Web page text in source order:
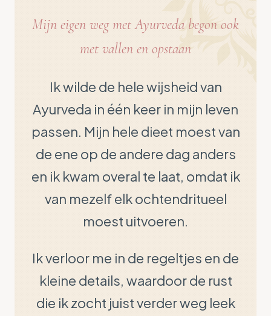
Mijn eigen weg met Ayurveda begon ook
met vallen en opstaan
Ik wilde de hele wijsheid van
Ayurveda in één keer in mijn leven
passen. Mijn hele dieet moest van
de ene op de andere dag anders
en ik kwam overal te laat, omdat ik
van mezelf elk ochtendritueel
moest uitvoeren.
Ik verloor me in de regeltjes en de
kleine details, waardoor de rust
die ik zocht juist verder weg leek